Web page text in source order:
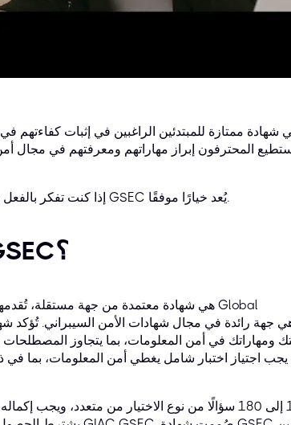
إذا كنت تفكر بالفعل في الحصول على شهادة في أمن المعلومات، فإن اختيار GSEC يُعد خيارًا موفقًا.
ما هو اختبار شهادة GIAC GSEC؟